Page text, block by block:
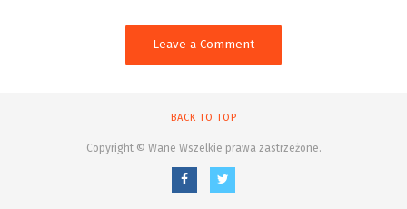
Leave a Comment
BACK TO TOP
Copyright © Wane Wszelkie prawa zastrzeżone.